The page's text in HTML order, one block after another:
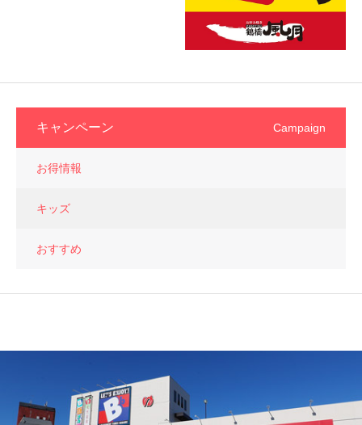
キャンペーン Campaign
お得情報
キッズ
おすすめ